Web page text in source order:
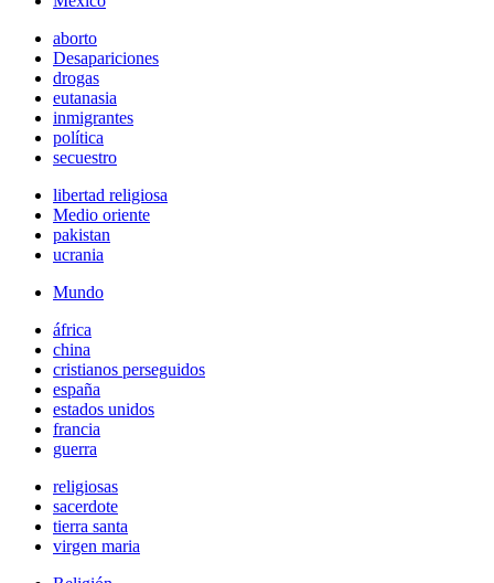
aborto
Desapariciones
drogas
eutanasia
inmigrantes
política
secuestro
libertad religiosa
Medio oriente
pakistan
ucrania
Mundo
áfrica
china
cristianos perseguidos
españa
estados unidos
francia
guerra
religiosas
sacerdote
tierra santa
virgen maria